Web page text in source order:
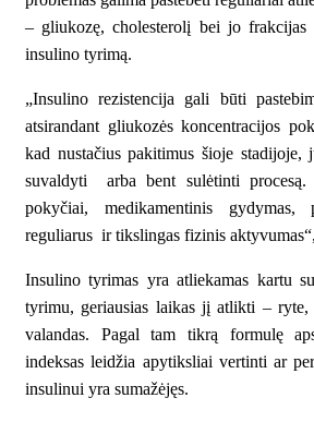
– gliukozę, cholesterolį bei jo
insulino tyrimą.
„Insulino rezistencija gali būti
atsirandant gliukozės koncentracijos
kad nustačius pakitimus šioje stadijoje,
suvaldyti arba bent sulėtinti procesą.
pokyčiai, medikamentinis gydymas,
reguliarus ir tikslingas fizinis
Insulino tyrimas yra atliekamas kartu
tyrimu, geriausias laikas jį atlikti –
valandas. Pagal tam tikrą formulę
indeksas leidžia apytiksliai vertinti ar
insulinui yra sumažėjęs.